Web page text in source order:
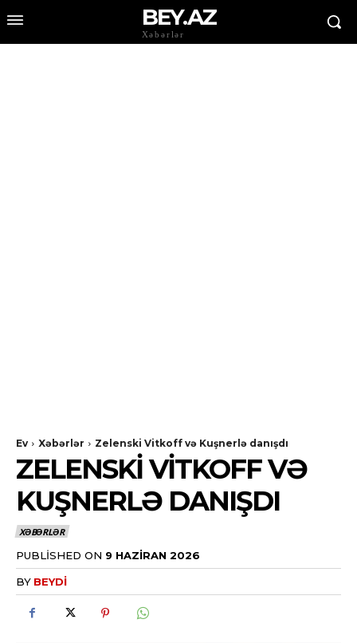
BEY.AZ
Xəbərlər
Ev Xəbərlər Zelenski Vitkoff və Kuşnerlə danışdı
ZELENSKI VITKOFF VƏ
KUŞNERLƏ DANIŞDI
XƏBƏRLƏR
PUBLISHED ON 9 HAZIRAN 2026
BY BEYDI